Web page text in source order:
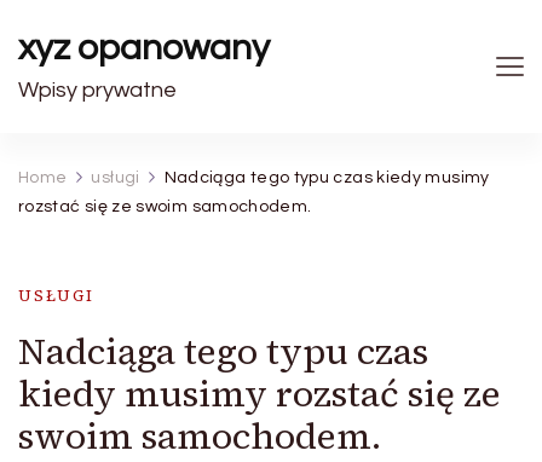
xyz opanowany
Wpisy prywatne
Home usługi
Nadciąga tego typu czas kiedy musimy
rozstać się ze swoim samochodem.
USŁUGI
Nadciąga tego typu czas
kiedy musimy rozstać się ze
swoim samochodem.